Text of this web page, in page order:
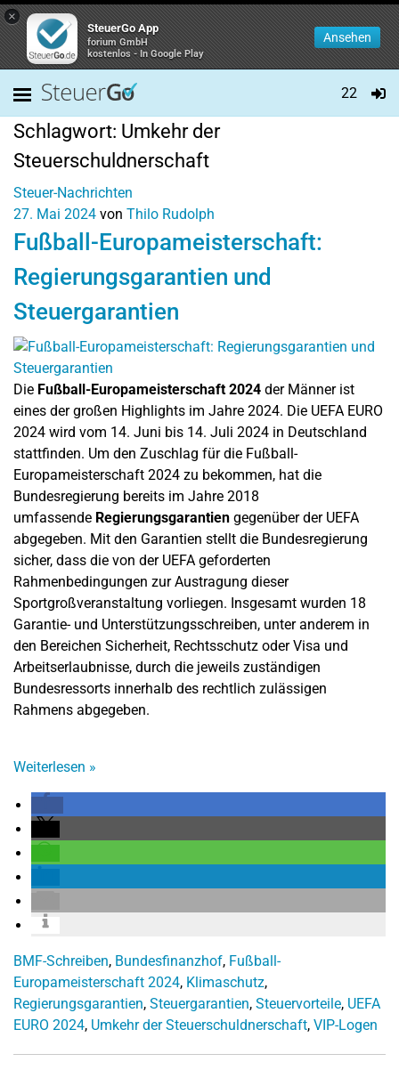
×
SteuerGo App
forium GmbH
kostenlos - In Google Play
Ansehen
22
Schlagwort: Umkehr der
Steuerschuldnerschaft
Steuer-Nachrichten
27. Mai 2024 von Thilo Rudolph
Fußball-Europameisterschaft:
Regierungsgarantien und
Steuergarantien
Die Fußball-Europameisterschaft 2024 der Männer ist
eines der großen Highlights im Jahre 2024. Die UEFA EURO
2024 wird vom 14. Juni bis 14. Juli 2024 in Deutschland
stattfinden. Um den Zuschlag für die Fußball-
Europameisterschaft 2024 zu bekommen, hat die
Bundesregierung bereits im Jahre 2018
umfassende Regierungsgarantien gegenüber der UEFA
abgegeben. Mit den Garantien stellt die Bundesregierung
sicher, dass die von der UEFA geforderten
Rahmenbedingungen zur Austragung dieser
Sportgroßveranstaltung vorliegen. Insgesamt wurden 18
Garantie- und Unterstützungsschreiben, unter anderem in
den Bereichen Sicherheit, Rechtsschutz oder Visa und
Arbeitserlaubnisse, durch die jeweils zuständigen
Bundesressorts innerhalb des rechtlich zulässigen
Rahmens abgegeben.
Weiterlesen »
BMF-Schreiben, Bundesfinanzhof, Fußball-
Europameisterschaft 2024, Klimaschutz,
Regierungsgarantien, Steuergarantien, Steuervorteile, UEFA
EURO 2024, Umkehr der Steuerschuldnerschaft, VIP-Logen